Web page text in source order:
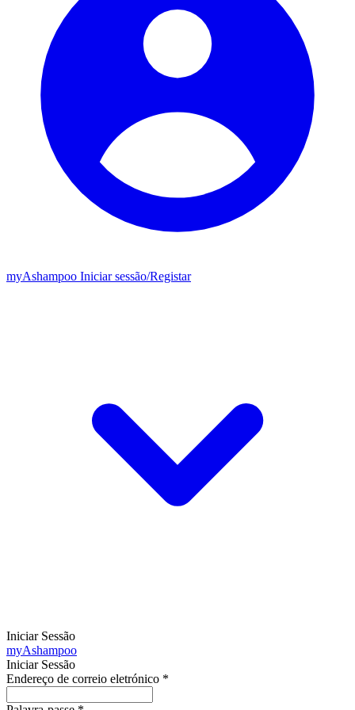
myAshampoo Iniciar sessão/Registar
Iniciar Sessão
myAshampoo
Iniciar Sessão
Endereço de correio eletrónico *